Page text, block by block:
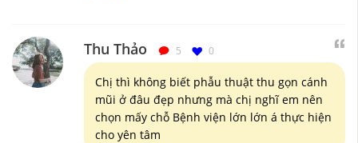
Thu Thảo 5 0
Chị thì không biết phẫu thuật thu gọn cánh
mũi ở đâu đẹp nhưng mà chị nghĩ em nên
chọn mấy chỗ Bệnh viện lớn lớn á thực hiện
cho yên tâm